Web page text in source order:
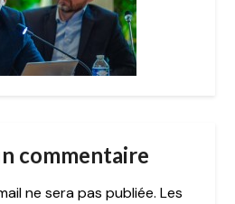
commentaire
ne sera pas publiée. Les